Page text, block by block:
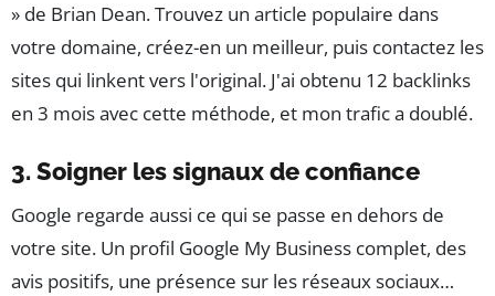
» de Brian Dean. Trouvez un article populaire dans
votre domaine, créez-en un meilleur, puis contactez les
sites qui linkent vers l'original. J'ai obtenu 12 backlinks
en 3 mois avec cette méthode, et mon trafic a doublé.
3. Soigner les signaux de confiance
Google regarde aussi ce qui se passe en dehors de
votre site. Un profil Google My Business complet, des
avis positifs, une présence sur les réseaux sociaux…